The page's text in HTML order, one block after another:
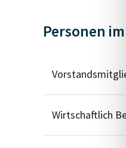
Personen
Wirtschaftlich